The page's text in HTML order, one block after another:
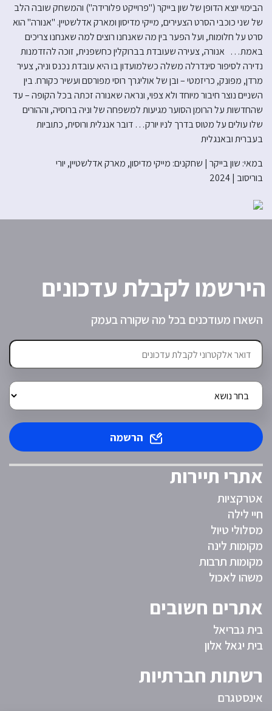
הבימוי יוצא הדופן של שון בייקר ("פרוייקט פלורידה") והמשחק שובה הלב
של שני כוכבי הסרט הצעירים, מייקי מדיסון ומארק אדלשטיין. "אנורה" הוא
סרט על חלומות, ועל הפער בין מה שאנחנו רוצים למה שאנחנו צריכים
באמת… אנורה, צעירה שעובדת בברוקלין כחשפנית, זוכה להזדמנות
נדירה לסיפור סינדרלה משלה כשלמועדון בו היא עובדת נכנס וניה, צעיר
מרדן, מפונק, כריזמטי – ובן של אוליגרך רוסי מפורסם ועשיר כקורח. בין
השניים נוצר חיבור מיוחד ולא צפוי, ונראה שאנורה זכתה בכל הקופה – עד
שהחדשות על הרומן הסוער מגיעות למשפחה של וניה ברוסיה, וההורים
שלו עולים על מטוס בדרך לניו יורק… דובר אנגלית ורוסית, כתוביות
בעברית ובאנגלית
במאי: שון בייקר | שחקנים: מייקי מדיסון, מארק אדלשטיין, יורי
בוריסוב | 2024
הירשמו לקבלת עדכונים
השארו מעודכנים בכל מה שקורה בעמק
הרשמה
אתרי תיירות
אטרקציות
חיי לילה
מסלולי טיול
מקומות לינה
מקומות תרבות
משהו לאכול
אתרים חשובים
בית גבריאל
בית יגאל אלון
רשתות חברתיות
אינסטגרם